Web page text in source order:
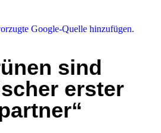
Google-Quelle hinzufügen.
sind
erster